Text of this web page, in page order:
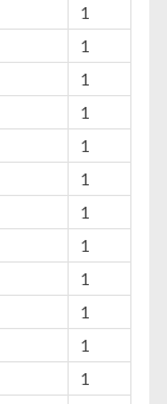
1
1
1
1
1
1
1
1
1
1
1
1